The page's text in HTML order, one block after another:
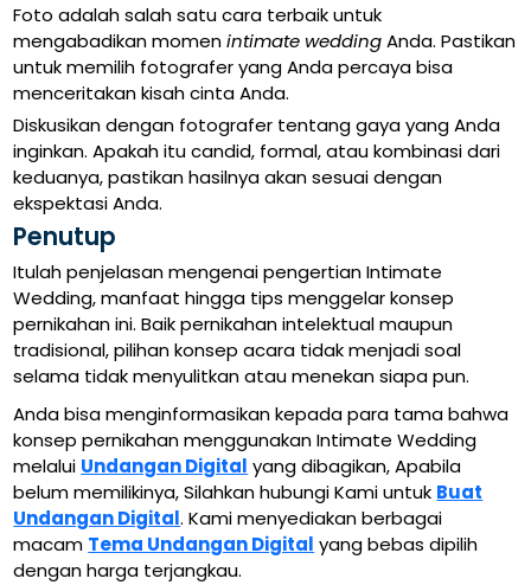
Foto adalah salah satu cara terbaik untuk
mengabadikan momenintimate weddingAnda. Pastikan
untuk memilih fotografer yang Anda percaya bisa
menceritakan kisah cinta Anda.
Diskusikan dengan fotografer tentang gaya yang Anda
inginkan. Apakah itu candid, formal, atau kombinasi dari
keduanya, pastikan hasilnya akan sesuai dengan
ekspektasi Anda.
Penutup
Itulah penjelasan mengenai pengertian Intimate
Wedding, manfaat hingga tips menggelar konsep
pernikahan ini. Baik pernikahan intelektual maupun
tradisional, pilihan konsep acara tidak menjadi soal
selama tidak menyulitkan atau menekan siapa pun.
Anda bisa menginformasikan kepada para tama bahwa
konsep pernikahan menggunakan Intimate Wedding
melalui Undangan Digital yang dibagikan, Apabila
belum memilikinya, Silahkan hubungi Kami untuk Buat
Undangan Digital. Kami menyediakan berbagai
macam Tema Undangan Digital yang bebas dipilih
dengan harga terjangkau.